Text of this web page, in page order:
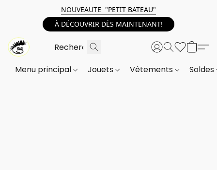
NOUVEAUTE "PETIT BATEAU"
À DÉCOUVRIR DÈS MAINTENANT!
Menu principal Jouets Vêtements Soldes